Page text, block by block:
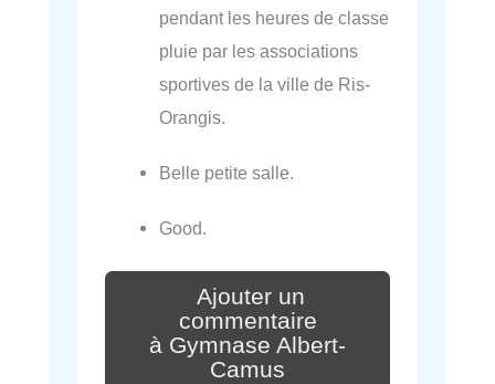
pendant les heures de classe
pluie par les associations
sportives de la ville de Ris-
Orangis.
Belle petite salle.
Good.
Ajouter un
commentaire
à Gymnase Albert-
Camus